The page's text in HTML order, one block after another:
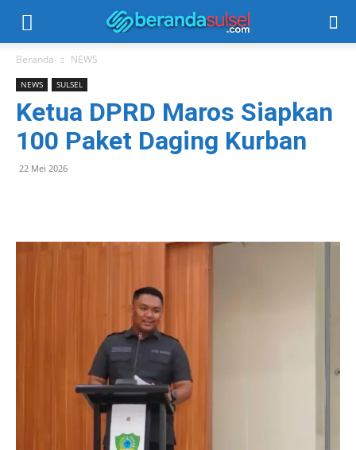
Beranda NEWS
NEWS SULSEL
Ketua DPRD Maros Siapkan
100 Paket Daging Kurban
22 Mei 2026